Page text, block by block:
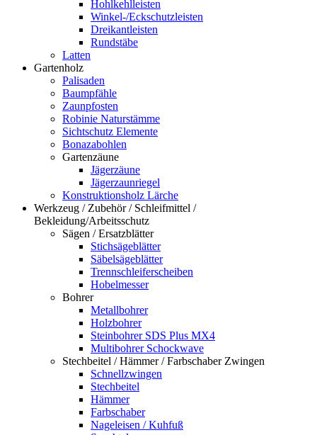
Hohlkehlleisten
Winkel-/Eckschutzleisten
Dreikantleisten
Rundstäbe
Latten
Gartenholz
Palisaden
Baumpfähle
Zaunpfosten
Robinie Naturstämme
Sichtschutz Elemente
Bonazabohlen
Gartenzäune
Jägerzäune
Jägerzaunriegel
Konstruktionsholz Lärche
Werkzeug / Zubehör / Schleifmittel /
Bekleidung/Arbeitsschutz
Sägen / Ersatzblätter
Stichsägeblätter
Säbelsägeblätter
Trennschleiferscheiben
Hobelmesser
Bohrer
Metallbohrer
Holzbohrer
Steinbohrer SDS Plus MX4
Multibohrer Schockwave
Stechbeitel / Hämmer / Farbschaber Zwingen
Schnellzwingen
Stechbeitel
Hämmer
Farbschaber
Nageleisen / Kuhfuß